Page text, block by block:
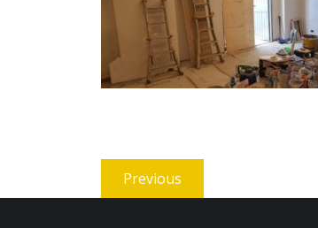
Navigazione
articoli
Previous
post: